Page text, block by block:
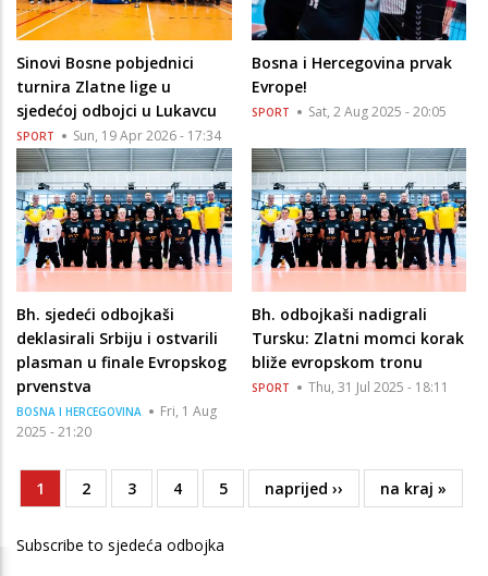
Sinovi Bosne pobjednici
turnira Zlatne lige u
sjedećoj odbojci u Lukavcu
SPORT Sun, 19 Apr 2026 - 17:34
Bosna i Hercegovina prvak
Evrope!
SPORT Sat, 2 Aug 2025 - 20:05
Bh. sjedeći odbojkaši
deklasirali Srbiju i ostvarili
plasman u finale Evropskog
prvenstva
BOSNA I HERCEGOVINA
Fri, 1 Aug
2025 - 21:20
Bh. odbojkaši nadigrali
Tursku: Zlatni momci korak
bliže evropskom tronu
SPORT Thu, 31 Jul 2025 - 18:11
Pagination
Current
page
1 Page
2 Page
3 Page
4 Page
5
Next
page
naprijed ››
Last
page
na kraj »
Subscribe to sjedeća odbojka